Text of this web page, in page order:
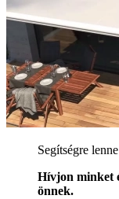
Segítségre
Hívjon minket
önnek.